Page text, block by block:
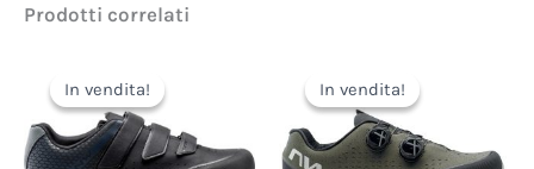
Prodotti correlati
In vendita!
In vendita!
originale
era:
100,00€.
attuale
è:
80,00€.
In vendita!
In vendita!
originale
era:
210,00€.126,00€.